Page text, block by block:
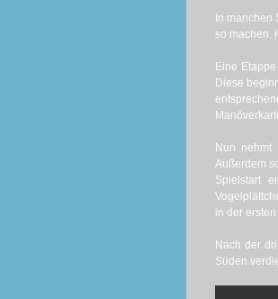
In
so machen.
Eine
Diese
Nun
Außerdem
Spielstart
in der
Nach der
Süden